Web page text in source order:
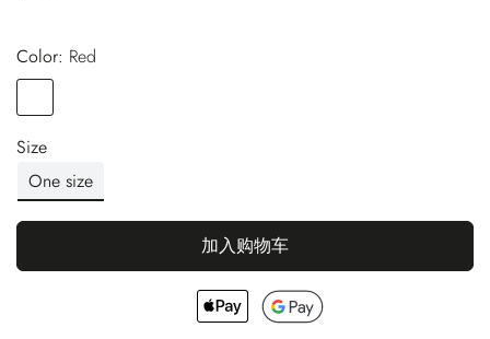
Color:
red
Size
One size
加入购物车